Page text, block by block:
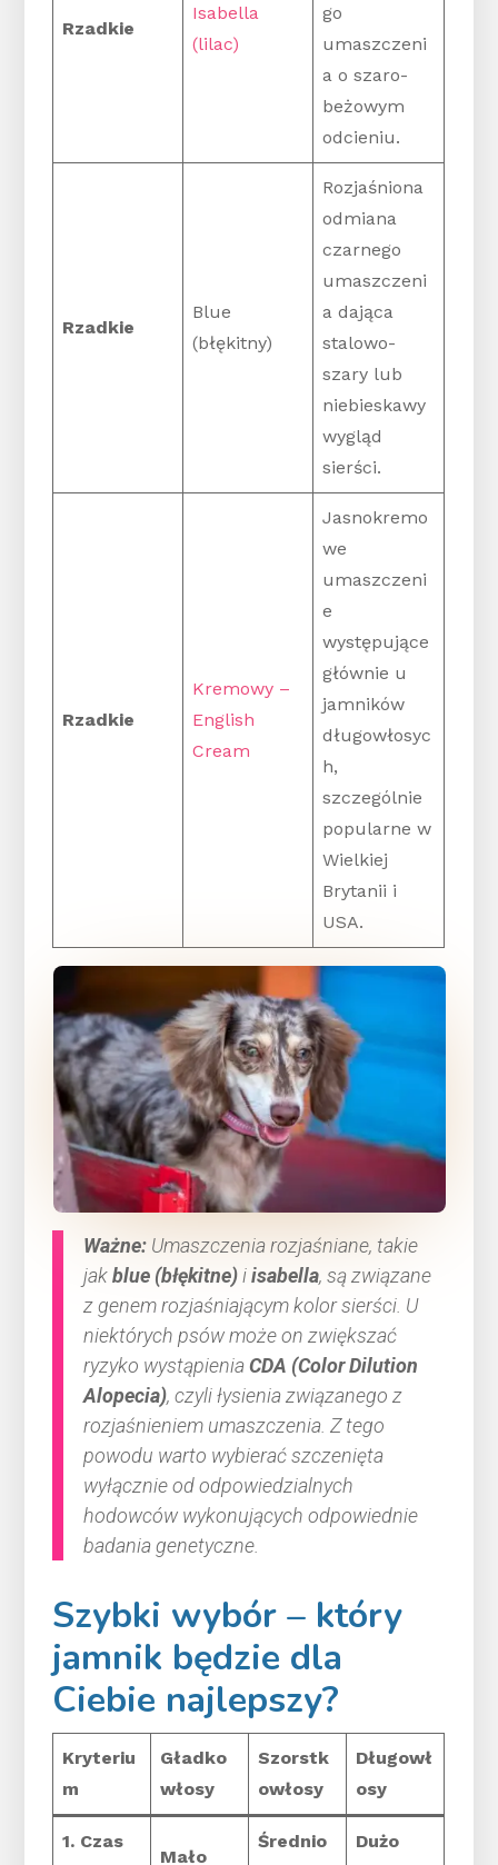
Rzadkie
Isabella
(lilac)
go
umaszczeni
a o szaro-
beżowym
odcieniu.
Rzadkie
Blue
(błękitny)
Rozjaśniona
odmiana
czarnego
umaszczeni
a dająca
stalowo-
szary lub
niebieskawy
wygląd
sierści.
Rzadkie
Kremowy –
English
Cream
Jasnokremo
we
umaszczeni
e
występujące
głównie u
jamników
długowłosyc
h,
szczególnie
popularne w
Wielkiej
Brytanii i
USA.
Ważne: Umaszczenia rozjaśniane, takie
jakblue (błękitne)iisabella, są związane
z genem rozjaśniającym kolor sierści. U
niektórych psów może on zwiększać
ryzyko wystąpieniaCDA (Color Dilution
Alopecia), czyli łysienia związanego z
rozjaśnieniem umaszczenia. Z tego
powodu warto wybierać szczenięta
wyłącznie od odpowiedzialnych
hodowców wykonujących odpowiednie
badania genetyczne.
Szybki wybór – który
jamnik będzie dla
Ciebie najlepszy?
Kryteriu
m
Gładko
włosy
Szorstk
owłosy
Długowł
osy
1. Czas
Mało
Średnio
Dużo